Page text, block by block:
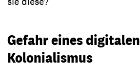
Gefahr eines digitalen
Kolonialismus